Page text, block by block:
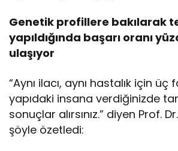
Genetik profillere bakılarak
yapıldığında başarı oranı
ulaşıyor
“Aynı ilacı, aynı hastalık için üç
yapıdaki insana verdiğinizde
sonuçlar alırsınız.” diyen Prof.
şöyle özetledi: